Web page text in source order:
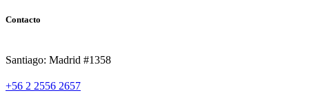
Contacto
Santiago: Madrid #1358
+56 2 2556 2657